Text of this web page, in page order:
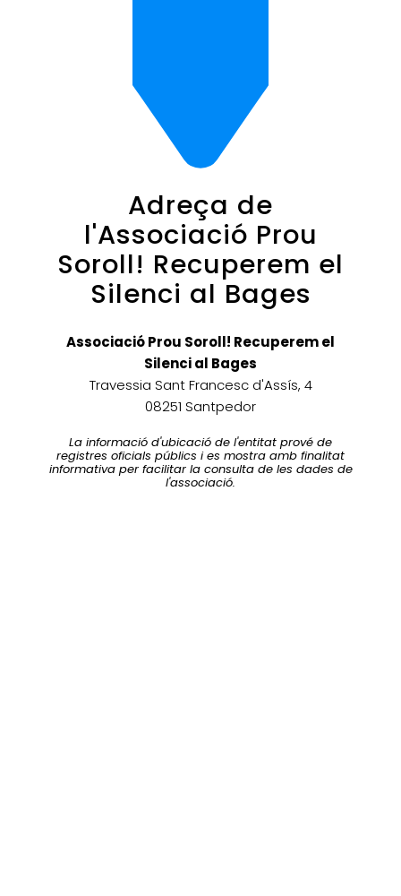
Adreça de
l'Associació Prou
Soroll! Recuperem el
Silenci al Bages
Associació Prou Soroll! Recuperem el
Silenci al Bages
Travessia Sant Francesc d'Assís, 4
08251 Santpedor
La informació d'ubicació de l'entitat prové de
registres oficials públics i es mostra amb finalitat
informativa per facilitar la consulta de les dades de
l'associació.